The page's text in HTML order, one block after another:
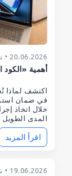
20.06.2026 • تطوير البرمجيات
أهمية «الكود
اكتشف لماذا
في ضمان
خلال اتخاذ
المدى
اقرأ المزيد
19.06.2026 • تطوير البرمجيات